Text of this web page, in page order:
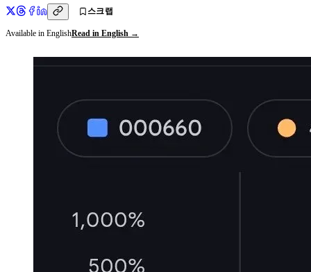
스크랩
Available in EnglishRead in English →